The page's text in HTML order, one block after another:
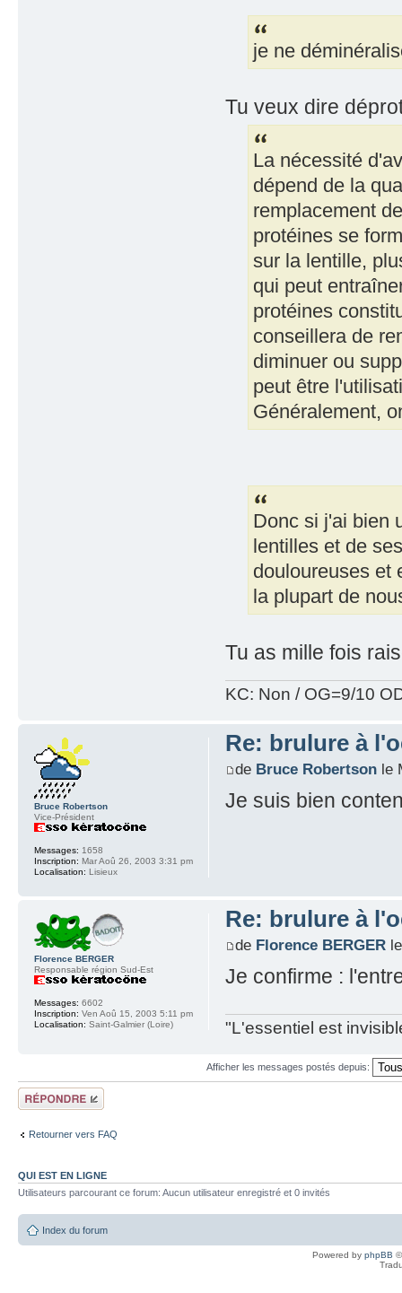
je ne
Tu veux dire
La nécessité
dépend de la
remplacement
protéines se
sur la lentille,
qui peut
protéines
conseillera de
diminuer ou
peut être
Généralement,
Donc si j'ai bien
lentilles et de
douloureuses et
la plupart de
Tu as mille fois
KC: Non / OG=9/10
Re: brulure à
de Bruce Robertsonle
Je suis bien
Bruce Robertson
Vice-Président
Messages: 1658
Inscription: Mar Aoû 26, 2003 3:31 pm
Localisation: Lisieux
Re: brulure à
de Florence BERGERle
Je confirme :
"L'essentiel est
Florence BERGER
Responsable région Sud-Est
Messages: 6602
Inscription: Ven Aoû 15, 2003 5:11 pm
Localisation: Saint-Galmier (Loire)
Afficher les messages postés depuis:
Répondre
Retourner vers FAQ
QUI EST EN LIGNE
Utilisateurs parcourant ce forum: Aucun utilisateur enregistré et 0 invités
Index du forum
Powered by phpBB